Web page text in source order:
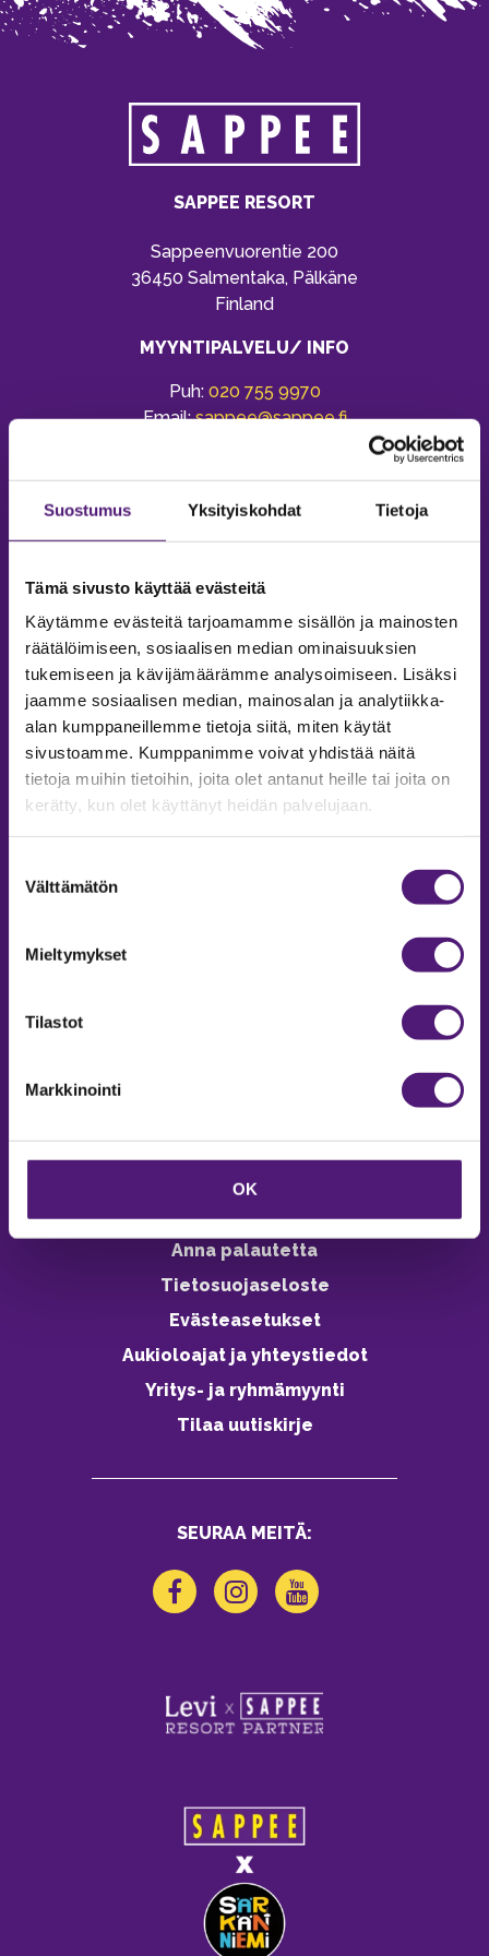
Suostumus Yksityiskohdat Tietoja
Tämä sivusto käyttää evästeitä
Käytämme evästeitä tarjoamamme sisällön ja mainosten
räätälöimiseen, sosiaalisen median ominaisuuksien
tukemiseen ja kävijämäärämme analysoimiseen. Lisäksi
jaamme sosiaalisen median, mainosalan ja analytiikka-
alan kumppaneillemme tietoja siitä, miten käytät
sivustoamme. Kumppanimme voivat yhdistää näitä
tietoja muihin tietoihin, joita olet antanut heille tai joita on
kerätty, kun olet käyttänyt heidän palvelujaan.
valinta
Välttämätön
Mieltymykset
Tilastot
Markkinointi
OK
SAPPEE RESORT
Sappeenvuorentie 200
36450 Salmentaka, Pälkäne
Finland
MYYNTIPALVELU/ INFO
Puh: 020 755 9970
Email:sappee@sappee.fi
MAJOITUS
Tiedustelut & Varaukset
Vastuullisuus
Ympäristöohjelma
Avoimet työpaikat
Anna palautetta
Tietosuojaseloste
Evästeasetukset
Aukioloajat ja yhteystiedot
Yritys- ja ryhmämyynti
Tilaa uutiskirje
SEURAA MEITÄ: